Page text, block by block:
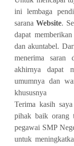
ini lembaga
saranaWebsite.
dapat
dan akuntabel.
menerima saran
akhirnya dapat
umumnya dan
khususnya
Terima kasih
pihak baik orang
pegawai SMP
untuk